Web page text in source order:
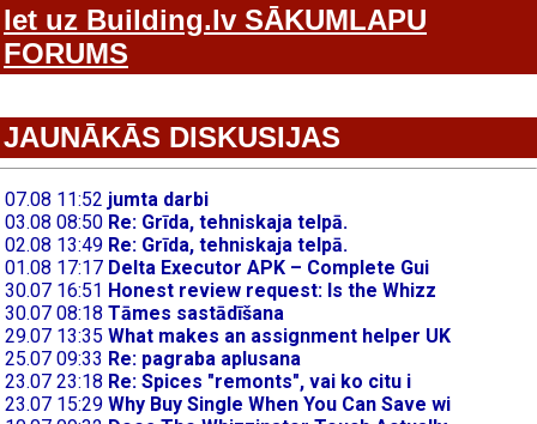
Iet uz Building.lv SĀKUMLAPU
FORUMS
JAUNĀKĀS DISKUSIJAS